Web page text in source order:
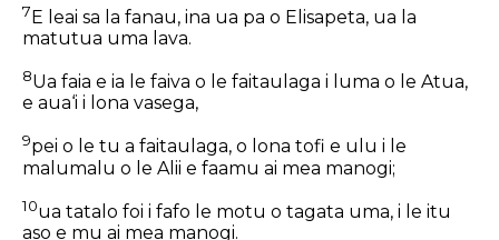
7E leai sa la fanau, ina ua pa o Elisapeta, ua la
matutua uma lava.
8Ua faia e ia le faiva o le faitaulaga i luma o le Atua,
e aua‘i i lona vasega,
9pei o le tu a faitaulaga, o lona tofi e ulu i le
malumalu o le Alii e faamu ai mea manogi;
10ua tatalo foi i fafo le motu o tagata uma, i le itu
aso e mu ai mea manogi.